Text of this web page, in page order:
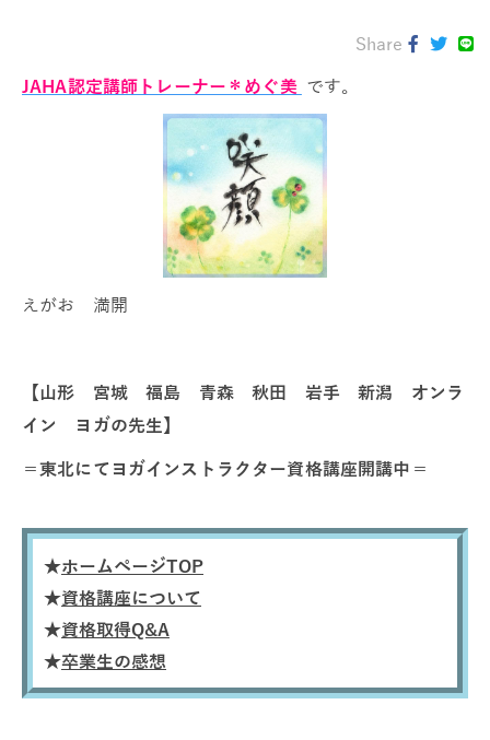
Share
JAHA認定講師トレーナー＊めぐ美 です。
えがお 満開
【山形 宮城 福島 青森 秋田 岩手 新潟 オンラ
イン ヨガの先生】
＝東北にてヨガインストラクター資格講座開講中＝
★ホームページTOP
★資格講座について
★資格取得Q&A
★卒業生の感想